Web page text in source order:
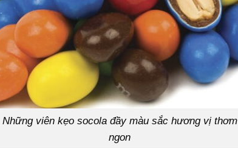
Những viên kẹo socola đầy màu sắc hương vị thơm
ngon